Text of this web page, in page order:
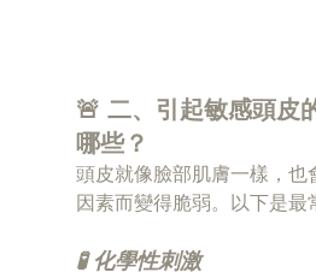
🚨 二、引起敏感頭皮
哪些？
頭皮就像臉部肌膚一樣，也
因素而變得脆弱。以下是最
🧪 化學性刺激